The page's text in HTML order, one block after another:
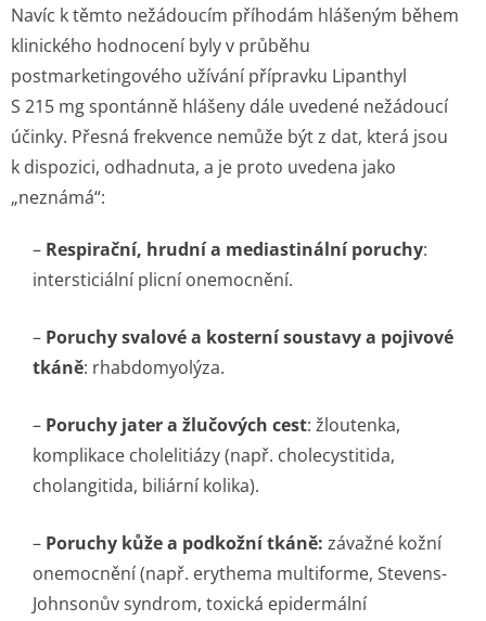
Navíc k těmto nežádoucím příhodám hlášeným během
klinického hodnocení byly v průběhu
postmarketingového užívání přípravku Lipanthyl
S 215 mg spontánně hlášeny dále uvedené nežádoucí
účinky. Přesná frekvence nemůže být z dat, která jsou
k dispozici, odhadnuta, a je proto uvedena jako
„neznámá“:
– Respirační, hrudní a mediastinální poruchy:
intersticiální plicní onemocnění.
– Poruchy svalové a kosterní soustavy a pojivové
tkáně: rhabdomyolýza.
– Poruchy jater a žlučových cest: žloutenka,
komplikace cholelitiázy (např. cholecystitida,
cholangitida, biliární kolika).
– Poruchy kůže a podkožní tkáně: závažné kožní
onemocnění (např. erythema multiforme, Stevens-
Johnsonův syndrom, toxická epidermální